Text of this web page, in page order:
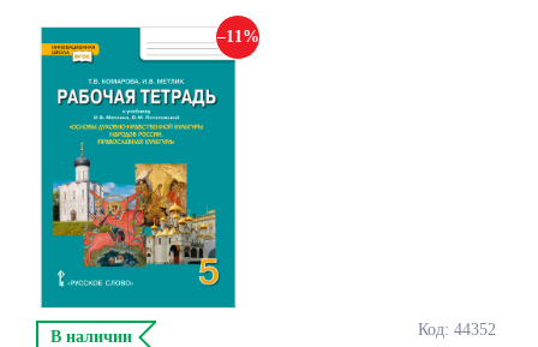
11
Код: 44352
В наличии